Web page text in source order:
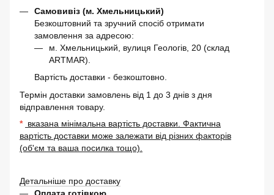
Самовивіз (м. Хмельницький)
Безкоштовний та зручний спосіб отримати
замовлення за адресою:
м. Хмельницький, вулиця Геологів, 20 (склад
ARTMAR).
Вартість доставки - безкоштовно.
Термін доставки замовлень від 1 до 3 днів з дня
відправлення товару.
* вказана мінімальна вартість доставки. Фактична
вартість доставки може залежати від різних факторів
(об'єм та ваша посилка тощо).
Детальніше про доставку
Оплата готівкою